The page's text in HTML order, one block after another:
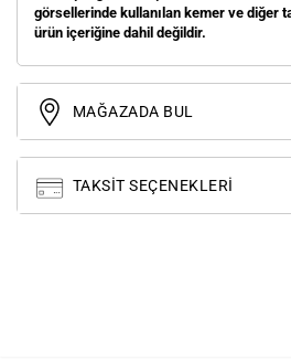
görsellerinde kullanılan kemer ve diğer
ürün içeriğine dahil değildir.
MAĞAZADA BUL
TAKSIT SEÇENEKLERI